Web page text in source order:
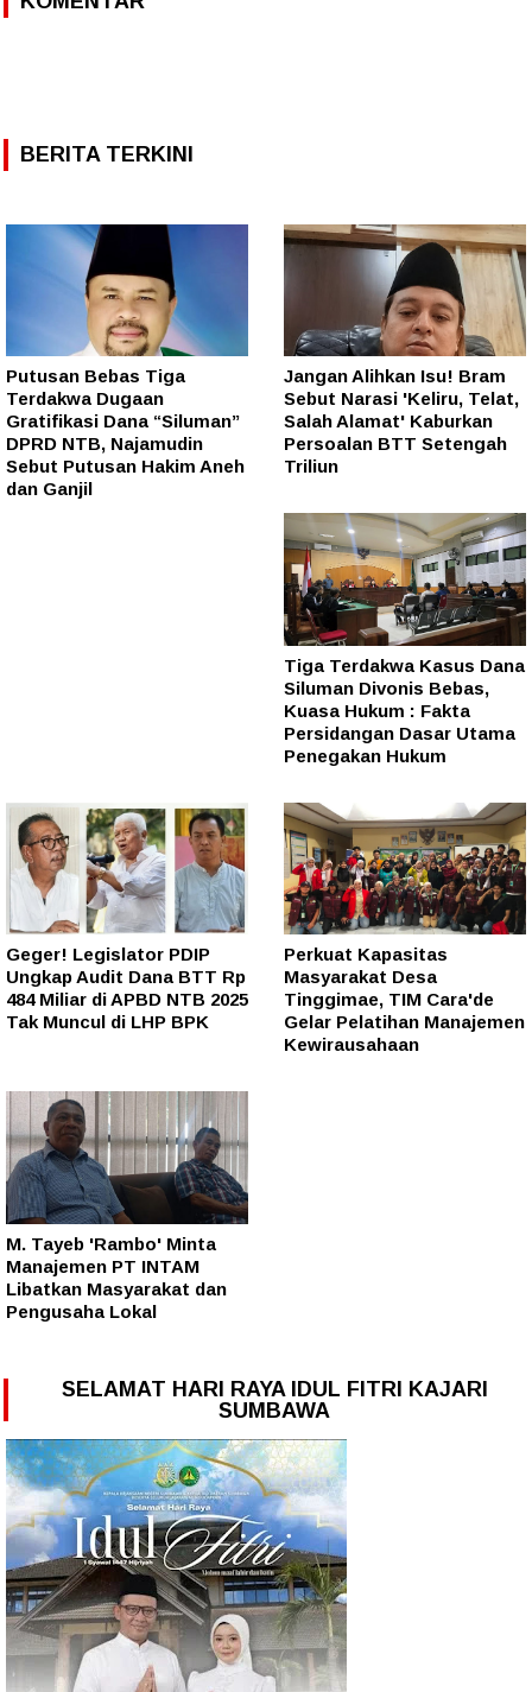
BERITA TERKINI
Putusan Bebas Tiga
Terdakwa Dugaan
Gratifikasi Dana “Siluman”
DPRD NTB, Najamudin
Sebut Putusan Hakim Aneh
dan Ganjil
Jangan Alihkan Isu! Bram
Sebut Narasi 'Keliru, Telat,
Salah Alamat' Kaburkan
Persoalan BTT Setengah
Triliun
Tiga Terdakwa Kasus Dana
Siluman Divonis Bebas,
Kuasa Hukum : Fakta
Persidangan Dasar Utama
Penegakan Hukum
Geger! Legislator PDIP
Ungkap Audit Dana BTT Rp
484 Miliar di APBD NTB 2025
Tak Muncul di LHP BPK
Perkuat Kapasitas
Masyarakat Desa
Tinggimae, TIM Cara'de
Gelar Pelatihan Manajemen
Kewirausahaan
M. Tayeb 'Rambo' Minta
Manajemen PT INTAM
Libatkan Masyarakat dan
Pengusaha Lokal
SELAMAT HARI RAYA IDUL FITRI KAJARI
SUMBAWA